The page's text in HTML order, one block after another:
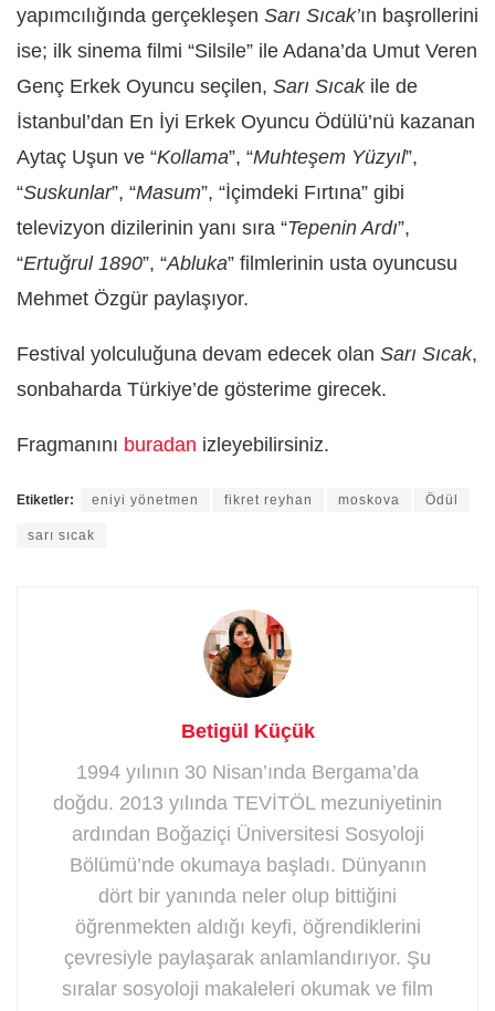
yapımcılığında gerçekleşen Sarı Sıcak’ın başrollerini
ise; ilk sinema filmi “Silsile” ile Adana’da Umut Veren
Genç Erkek Oyuncu seçilen, Sarı Sıcakile de
İstanbul’dan En İyi Erkek Oyuncu Ödülü’nü kazanan
Aytaç Uşun ve “Kollama”, “Muhteşem Yüzyıl”,
“Suskunlar”, “Masum”, “İçimdeki Fırtına” gibi
televizyon dizilerinin yanı sıra “Tepenin Ardı”,
“Ertuğrul 1890”, “Abluka” filmlerinin usta oyuncusu
Mehmet Özgür paylaşıyor.
Festival yolculuğuna devam edecek olan Sarı Sıcak,
sonbaharda Türkiye’de gösterime girecek.
Fragmanını buradan izleyebilirsiniz.
Etiketler: eniyi yönetmen fikret reyhan moskova Ödül
sarı sıcak
Betigül Küçük
1994 yılının 30 Nisan’ında Bergama’da
doğdu. 2013 yılında TEVİTÖL mezuniyetinin
ardından Boğaziçi Üniversitesi Sosyoloji
Bölümü’nde okumaya başladı. Dünyanın
dört bir yanında neler olup bittiğini
öğrenmekten aldığı keyfi, öğrendiklerini
çevresiyle paylaşarak anlamlandırıyor. Şu
sıralar sosyoloji makaleleri okumak ve film